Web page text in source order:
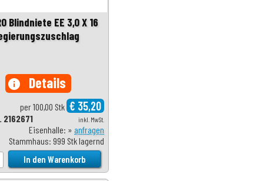
Blindniete EE 3,0 X 16
info Details
per 100,00 Stk € 35,20
inkl. MwSt.
Eisenhalle: » anfragen
Stammhaus: 999 Stk lagernd